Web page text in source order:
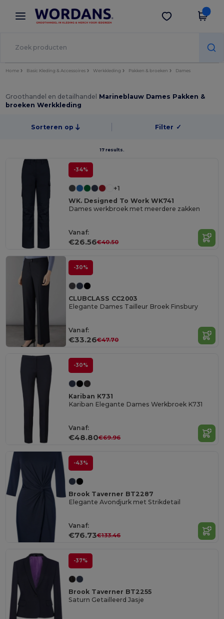
× Wordans-app
Betere prijzen in de app!
Download app
Home Basic Kleding & Accessoires Werkkleding Pakken & broeken Dames
Groothandel en detailhandel Marineblauw Dames Pakken &
broeken Werkkleding
Sorteren op Filter ✓
17 results.
-34%
+1
WK. Designed To Work WK741
Dames werkbroek met meerdere zakken
Vanaf:
€26.56€40.50
-30%
CLUBCLASS CC2003
Elegante Dames Tailleur Broek Finsbury
Vanaf:
€33.26€47.70
-30%
Kariban K731
Kariban Elegante Dames Werkbroek K731
Vanaf:
€48.80€69.96
-43%
Brook Taverner BT2287
Elegante Avondjurk met Strikdetail
Vanaf:
€76.73€133.46
-37%
Brook Taverner BT2255
Saturn Getailleerd Jasje